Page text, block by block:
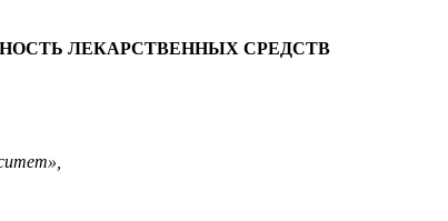
ЛЕКАРСТВЕННЫХ СРЕДСТВ